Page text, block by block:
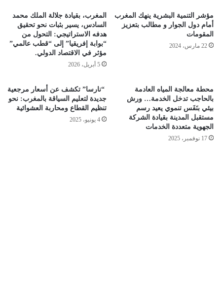
مؤشر التنمية البشرية ينهك المغرب
أمام دول الجوار و مطالب بتعزيز
المقومات
22 مارس، 2024
المغرب، بقيادة جلالة الملك محمد
السادس، يسير بثبات نحو تحقيق
هدفه الاستراتيجي: التحول من
“بوابة إفريقيا” إلى “قطب عالمي”
مؤثر في الاقتصاد الدولي.
5 أبريل، 2026
محطة معالجة المياه العادمة
بالحاجب تدخل الخدمة… ورش
بيئي بنَفَس تنموي يعيد رسم
مستقبل المدينة بقيادة الشركة
الجهوية متعددة الخدمات
17 نوفمبر، 2025
“نارسا” تكشف عن أسعار مرجعية
جديدة لتعليم السياقة بالمغرب: نحو
تنظيم القطاع ومحاربة العشوائية
4 يونيو، 2025